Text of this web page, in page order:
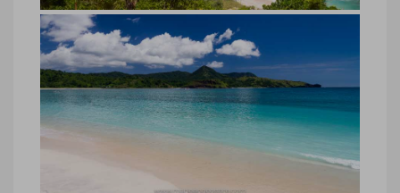
plage d’Indonésie, Sumbawa
plage d’Indonésie, Sumbawa © Marie-